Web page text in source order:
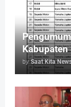
Kabupaten
by Saat Kita